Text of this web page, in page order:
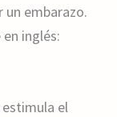
un embarazo.
inglés:
el